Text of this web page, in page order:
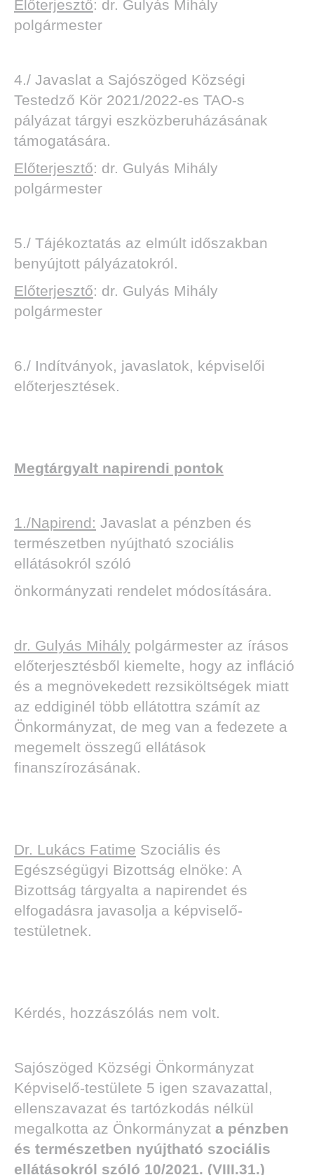
Előterjesztő: dr. Gulyás Mihály
polgármester
4./ Javaslat a Sajószöged Községi
Testedző Kör 2021/2022-es TAO-s
pályázat tárgyi eszközberuházásának
támogatására.
Előterjesztő: dr. Gulyás Mihály
polgármester
5./ Tájékoztatás az elmúlt időszakban
benyújtott pályázatokról.
Előterjesztő: dr. Gulyás Mihály
polgármester
6./ Indítványok, javaslatok, képviselői
előterjesztések.
Megtárgyalt napirendi pontok
1./Napirend: Javaslat a pénzben és
természetben nyújtható szociális
ellátásokról szóló
önkormányzati rendelet módosítására.
dr. Gulyás Mihály polgármester az írásos
előterjesztésből kiemelte, hogy az infláció
és a megnövekedett rezsiköltségek miatt
az eddiginél több ellátottra számít az
Önkormányzat, de meg van a fedezete a
megemelt összegű ellátások
finanszírozásának.
Dr. Lukács Fatime Szociális és
Egészségügyi Bizottság elnöke: A
Bizottság tárgyalta a napirendet és
elfogadásra javasolja a képviselő-
testületnek.
Kérdés, hozzászólás nem volt.
Sajószöged Községi Önkormányzat
Képviselő-testülete 5 igen szavazattal,
ellenszavazat és tartózkodás nélkül
megalkotta az Önkormányzat a pénzben
és természetben nyújtható szociális
ellátásokról szóló 10/2021. (VIII.31.)